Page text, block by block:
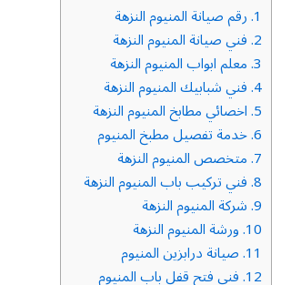
1. رقم صيانة المنيوم النزهة
2. فني صيانة المنيوم النزهة
3. معلم ابواب المنيوم النزهة
4. فني شبابيك المنيوم النزهة
5. اخصائي مطابخ المنيوم النزهة
6. خدمة تفصيل مطبخ المنيوم
7. متخصص المنيوم النزهة
8. فني تركيب باب المنيوم النزهة
9. شركة المنيوم النزهة
10. ورشة المنيوم النزهة
11. صيانة درابزين المنيوم
12. فني فتح قفل باب المنيوم